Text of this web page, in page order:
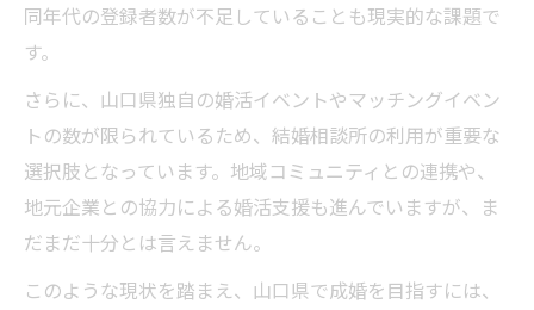
同年代の登録者数が不足していることも現実的な課題で
す。
さらに、山口県独自の婚活イベントやマッチングイベン
トの数が限られているため、結婚相談所の利用が重要な
選択肢となっています。地域コミュニティとの連携や、
地元企業との協力による婚活支援も進んでいますが、ま
だまだ十分とは言えません。
このような現状を踏まえ、山口県で成婚を目指すには、